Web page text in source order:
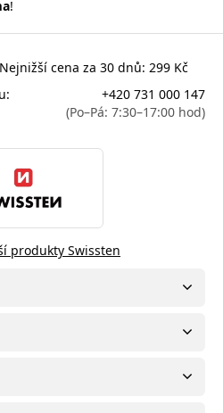
!
Nejnižší cena za 30 dnů: 299 Kč
+420 731 000 147
(Po–Pá: 7:30–17:00 hod)
produkty Swissten